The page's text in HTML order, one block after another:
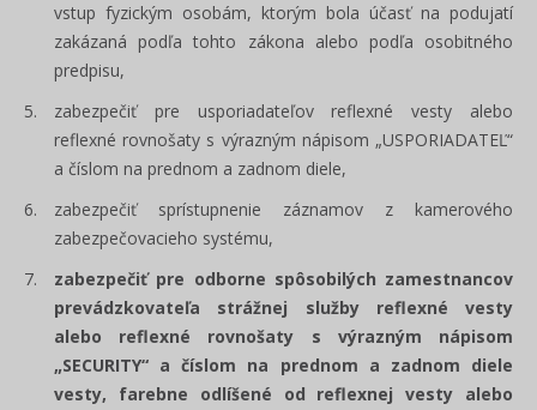
vstup fyzickým osobám, ktorým bola účasť na podujatí
zakázaná podľa tohto zákona alebo podľa osobitného
predpisu,
zabezpečiť pre usporiadateľov reflexné vesty alebo
reflexné rovnošaty s výrazným nápisom „USPORIADATEĽ“
a číslom na prednom a zadnom diele,
zabezpečiť sprístupnenie záznamov z kamerového
zabezpečovacieho systému,
zabezpečiť pre odborne spôsobilých zamestnancov
prevádzkovateľa strážnej služby reflexné vesty
alebo reflexné rovnošaty s výrazným nápisom
„SECURITY“ a číslom na prednom a zadnom diele
vesty, farebne odlíšené od reflexnej vesty alebo